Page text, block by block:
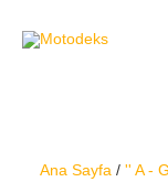
Ana Sayfa / '' A -